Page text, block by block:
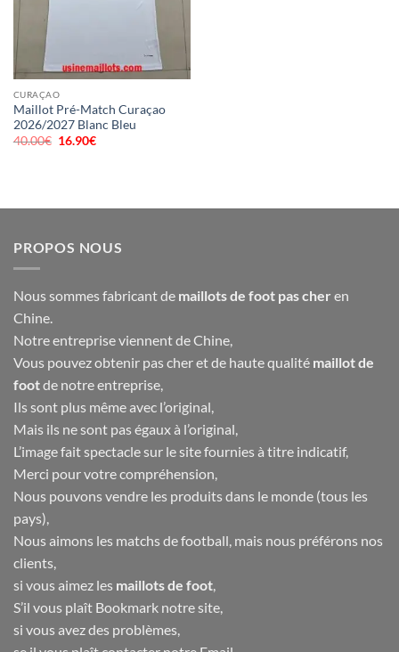
CURAÇAO
Maillot Pré-Match Curaçao
2026/2027 Blanc Bleu
40.00€ Le
16.90€Le
PROPOS NOUS
Nous sommes fabricant de maillots de foot pas cher en
Chine.
Notre entreprise viennent de Chine,
Vous pouvez obtenir pas cher et de haute qualité maillot de
footde notre entreprise,
Ils sont plus même avec l’original,
Mais ils ne sont pas égaux à l’original,
L’image fait spectacle sur le site fournies à titre indicatif,
Merci pour votre compréhension,
Nous pouvons vendre les produits dans le monde (tous les
pays),
Nous aimons les matchs de football, mais nous préférons nos
clients,
si vous aimez les maillots de foot,
S’il vous plaît Bookmark notre site,
si vous avez des problèmes,